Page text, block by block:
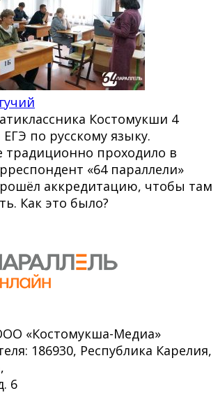
Костомукши 4
по русскому языку.
традиционно проходило в
«64 параллели»
аккредитацию, чтобы там
Как это было?
«Костомукша-Медиа»
186930, Республика Карелия,
6